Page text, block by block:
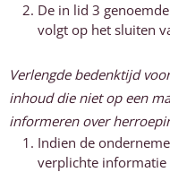
De in lid 3
volgt op het sluiten
Verlengde bedenktijd
inhoud die niet op een
informeren over
Indien de
verplichte